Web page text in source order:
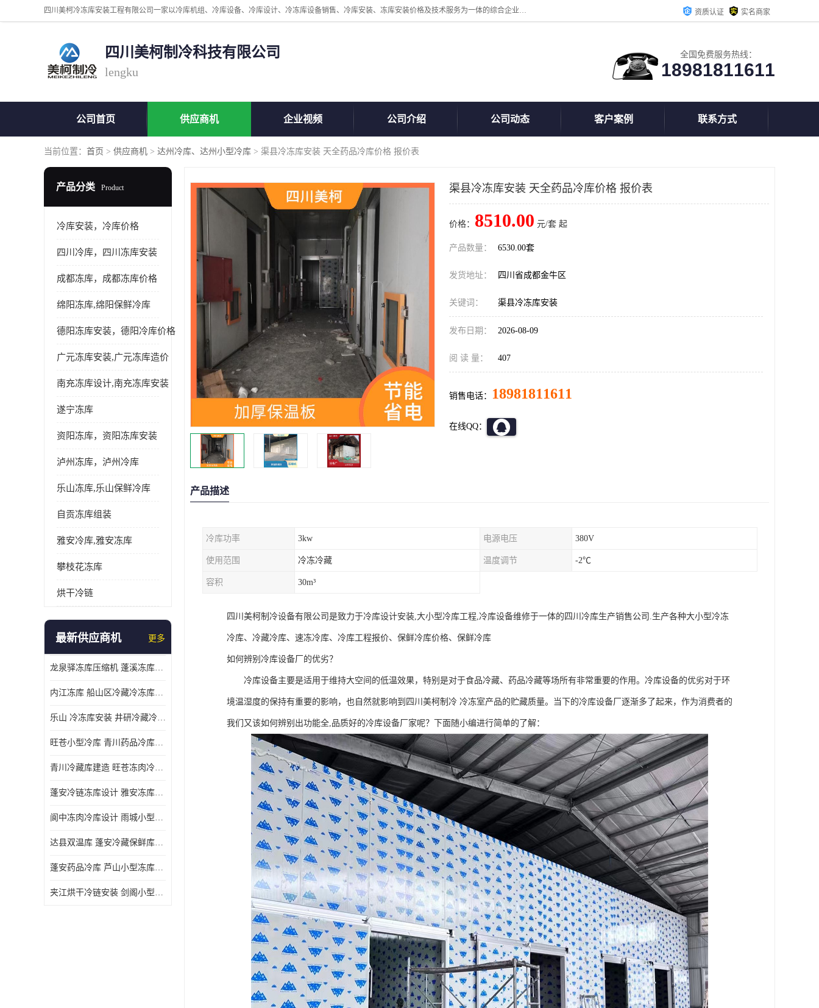
四川美柯冷冻库安装工程有限公司一家以冷库机组、冷库设备、冷库设计、冷冻库设备销售、冷库安装、冻库安装价格及技术服务为一体的综合企业，咨询热线：同等设备材料优惠10% 。公司各种类型安装组合式冷库、冷冻库、冷藏库、气调保鲜库、并提供成套设备供应、安装与调试、维护与维修、技术咨询、操作维修人员技术培训等 资质认证 实名商家
四川美柯制冷科技有限公司
lengku
全国免费服务热线：
18981811611
公司首页 供应商机 企业视频 公司介绍 公司动态 客户案例 联系方式
当前位置： 首页 > 供应商机 > 达州冷库、达州小型冷库 > 渠县冷冻库安装 天全药品冷库价格 报价表
产品分类 Product
冷库安装，冷库价格
四川冷库，四川冻库安装
成都冻库，成都冻库价格
绵阳冻库,绵阳保鲜冷库
德阳冻库安装，德阳冷库价格
广元冻库安装,广元冻库造价
南充冻库设计,南充冻库安装
遂宁冻库
资阳冻库，资阳冻库安装
泸州冻库，泸州冷库
乐山冻库,乐山保鲜冷库
自贡冻库组装
雅安冷库,雅安冻库
攀枝花冻库
烘干冷链
最新供应商机 更多
龙泉驿冻库压缩机 蓬溪冻库冷风机价格
内江冻库 船山区冷藏冷冻库安装
乐山 冷冻库安装 井研冷藏冷冻库设备 报价表
旺苍小型冷库 青川药品冷库设备 设计方案
青川冷藏库建造 旺苍冻肉冷库安装 报价表
蓬安冷链冻库设计 雅安冻库保温板安装 采摘园
阆中冻肉冷库设计 雨城小型冷库设计 农产品基地
达县双温库 蓬安冷藏保鲜库设计 报价表
蓬安药品冷库 芦山小型冻库安装 报价表
夹江烘干冷链安装 剑阁小型冷库安装 设计方案
渠县冷冻库安装 天全药品冷库价格 报价表
价格： 8510.00 元/套 起
产品数量： 6530.00套
发货地址： 四川省成都金牛区
关键词： 渠县冷冻库安装
发布日期： 2026-08-09
阅 读 量： 407
销售电话： 18981811611
在线QQ：
产品描述
冷库功率 3kw 电源电压 380V
使用范围 冷冻冷藏 温度调节 -2℃
容积 30m³
四川美柯制冷设备有限公司是致力于冷库设计安装,大小型冷库工程,冷库设备维修于一体的四川冷库生产销售公司.生产各种大小型冷冻
冷库、冷藏冷库、速冻冷库、冷库工程报价、保鲜冷库价格、保鲜冷库
如何辨别冷库设备厂的优劣？
冷库设备主要是适用于维持大空间的低温效果，特别是对于食品冷藏、药品冷藏等场所有非常重要的作用。冷库设备的优劣对于环
境温湿度的保持有重要的影响，也自然就影响到四川美柯制冷 冷冻室产品的贮藏质量。当下的冷库设备厂逐渐多了起来，作为消费者的
我们又该如何辨别出功能全,品质好的冷库设备厂家呢？下面随小编进行简单的了解：